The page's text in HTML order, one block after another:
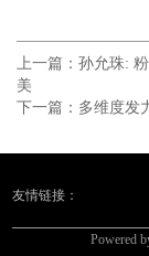
上一篇： 孙允珠:
美
下一篇： 多维度发
友情链接：
Powered